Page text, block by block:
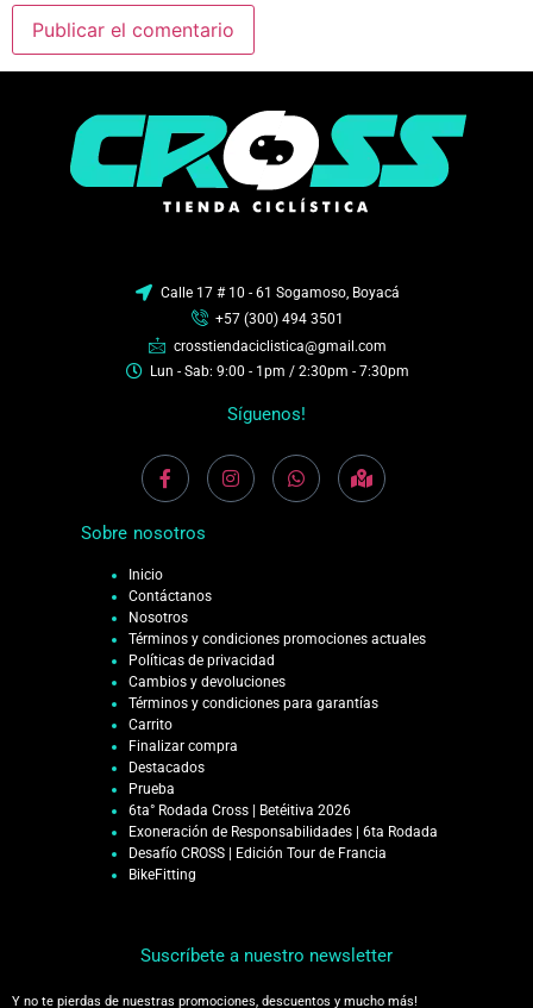
Calle 17 # 10 - 61 Sogamoso, Boyacá
+57 (300) 494 3501
crosstiendaciclistica@gmail.com
Lun - Sab: 9:00 - 1pm / 2:30pm - 7:30pm
Síguenos!
Sobre nosotros
Inicio
Contáctanos
Nosotros
Términos y condiciones promociones actuales
Políticas de privacidad
Cambios y devoluciones
Términos y condiciones para garantías
Carrito
Finalizar compra
Destacados
Prueba
6ta° Rodada Cross | Betéitiva 2026
Exoneración de Responsabilidades | 6ta Rodada
Desafío CROSS | Edición Tour de Francia
BikeFitting
Suscríbete a nuestro newsletter
Y no te pierdas de nuestras promociones, descuentos y mucho más!